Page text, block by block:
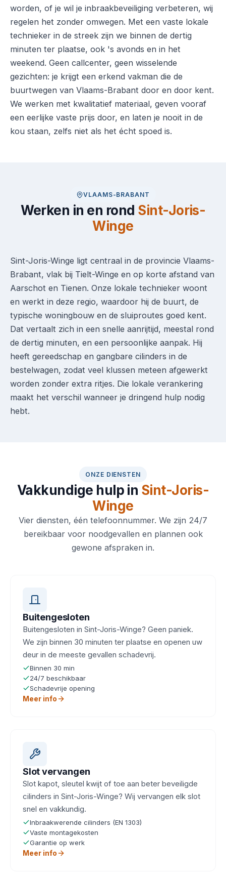
worden, of je wil je inbraakbeveiliging verbeteren, wij
regelen het zonder omwegen. Met een vaste lokale
technieker in de streek zijn we binnen de dertig
minuten ter plaatse, ook 's avonds en in het
weekend. Geen callcenter, geen wisselende
gezichten: je krijgt een erkend vakman die de
buurtwegen van Vlaams-Brabant door en door kent.
We werken met kwalitatief materiaal, geven vooraf
een eerlijke vaste prijs door, en laten je nooit in de
kou staan, zelfs niet als het écht spoed is.
VLAAMS-BRABANT
Werken in en rond Sint-Joris-
Winge
Sint-Joris-Winge ligt centraal in de provincie Vlaams-
Brabant, vlak bij Tielt-Winge en op korte afstand van
Aarschot en Tienen. Onze lokale technieker woont
en werkt in deze regio, waardoor hij de buurt, de
typische woningbouw en de sluiproutes goed kent.
Dat vertaalt zich in een snelle aanrijtijd, meestal rond
de dertig minuten, en een persoonlijke aanpak. Hij
heeft gereedschap en gangbare cilinders in de
bestelwagen, zodat veel klussen meteen afgewerkt
worden zonder extra ritjes. Die lokale verankering
maakt het verschil wanneer je dringend hulp nodig
hebt.
ONZE DIENSTEN
Vakkundige hulp in Sint-Joris-
Winge
Vier diensten, één telefoonnummer. We zijn 24/7
bereikbaar voor noodgevallen en plannen ook
gewone afspraken in.
Buitengesloten
Buitengesloten in Sint-Joris-Winge? Geen paniek.
We zijn binnen 30 minuten ter plaatse en openen uw
deur in de meeste gevallen schadevrij.
Binnen 30 min
24/7 beschikbaar
Schadevrije opening
Meer info
Slot vervangen
Slot kapot, sleutel kwijt of toe aan beter beveiligde
cilinders in Sint-Joris-Winge? Wij vervangen elk slot
snel en vakkundig.
Inbraakwerende cilinders (EN 1303)
Vaste montagekosten
Garantie op werk
Meer info